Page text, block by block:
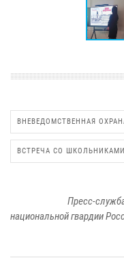
ВНЕВЕДОМСТВЕННАЯ
ВСТРЕЧА СО ШКОЛЬНИКАМИ
Пресс-
национальной гвардии